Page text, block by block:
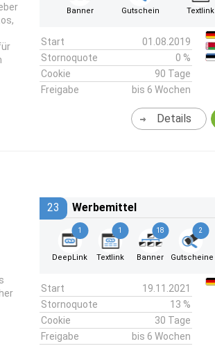
Banner Gutschein Textlink
Start
01.08.2019
Stornoquote
0 %
Cookie
90 Tage
Freigabe
bis 6 Wochen
Details
23 Werbemittel
1
DeepLink
1
Textlink
18
Banner
2
Gutscheine
Start
19.11.2021
Stornoquote
13 %
Cookie
30 Tage
Freigabe
bis 6 Wochen